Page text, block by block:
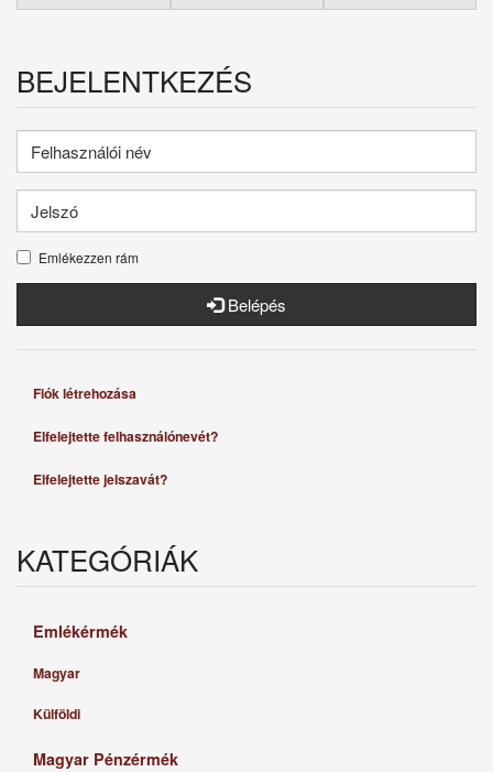
BEJELENTKEZÉS
Emlékezzen rám
Belépés
Fiók létrehozása
Elfelejtette felhasználónevét?
Elfelejtette jelszavát?
KATEGÓRIÁK
Emlékérmék
Magyar
Külföldi
Magyar Pénzérmék